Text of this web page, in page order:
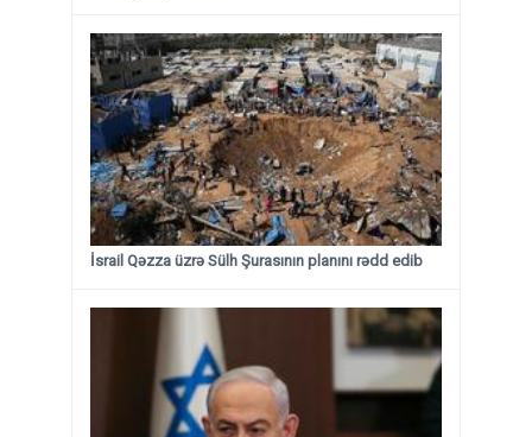
İsrail Qəzza üzrə Sülh Şurasının planını rədd edib